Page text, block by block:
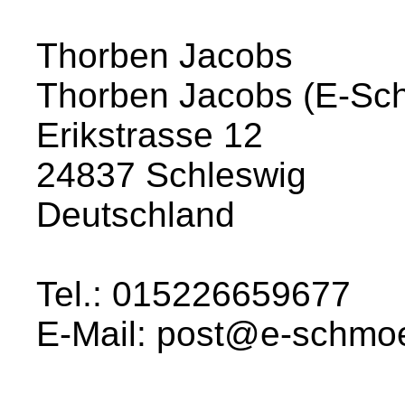
Thorben Jacobs
Thorben Jacobs (E-
Erikstrasse 12
24837 Schleswig
Deutschland
Tel.: 015226659677
E-Mail: post@e-